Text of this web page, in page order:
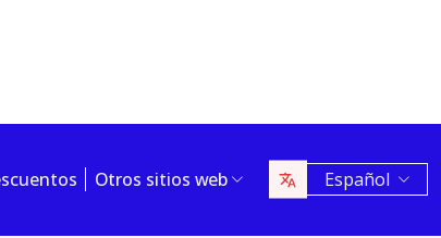
Otros sitios web Español